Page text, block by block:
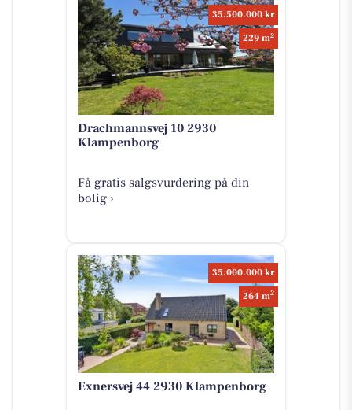
35.500.000 kr
229 m2
Drachmannsvej 10 2930
Klampenborg
Få gratis salgsvurdering på din
bolig ›
35.000.000 kr
264 m2
Exnersvej 44 2930 Klampenborg